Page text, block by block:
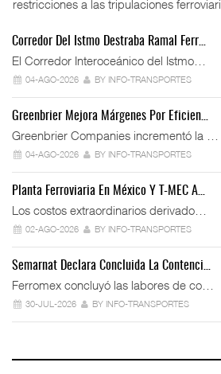
restricciones a las tripulaciones ferroviari
Corredor Del Istmo Destraba Ramal Ferr…
El Corredor Interoceánico del Istmo…
04-AGO-2026 BY INFO-TRANSPORTES
Greenbrier Mejora Márgenes Por Eficien…
Greenbrier Companies incrementó la …
04-AGO-2026 BY INFO-TRANSPORTES
Planta Ferroviaria En México Y T-MEC A…
Los costos extraordinarios derivado…
02-AGO-2026 BY INFO-TRANSPORTES
Semarnat Declara Concluida La Contenci…
Ferromex concluyó las labores de co…
30-JUL-2026 BY INFO-TRANSPORTES